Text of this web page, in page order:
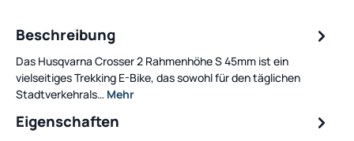
Beschreibung
Das Husqvarna Crosser 2 Rahmenhöhe S 45mm ist ein
vielseitiges Trekking E-Bike, das sowohl für den täglichen
Stadtverkehrals… Mehr
Eigenschaften